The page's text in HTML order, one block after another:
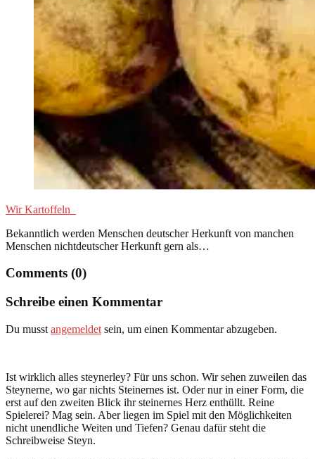
Wir Kartoffeln
Bekanntlich werden Menschen deutscher Herkunft von manchen
Menschen nichtdeutscher Herkunft gern als…
Comments (0)
Schreibe einen Kommentar
Du musst angemeldet sein, um einen Kommentar abzugeben.
Ist wirklich alles steynerley? Für uns schon. Wir sehen zuweilen das
Steynerne, wo gar nichts Steinernes ist. Oder nur in einer Form, die
erst auf den zweiten Blick ihr steinernes Herz enthüllt. Reine
Spielerei? Mag sein. Aber liegen im Spiel mit den Möglichkeiten
nicht unendliche Weiten und Tiefen? Genau dafür steht die
Schreibweise Steyn.